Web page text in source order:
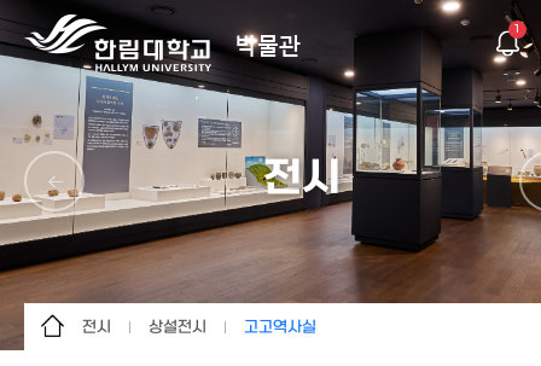
박물관
1
전시
전시 상설전시 고고역사실